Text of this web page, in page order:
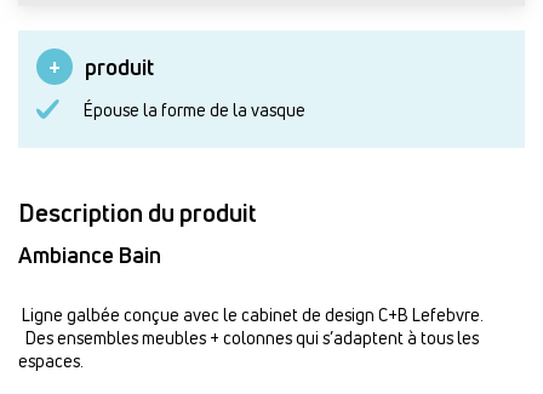
produit
Épouse la forme de la vasque
Description du produit
Ambiance Bain
Ligne galbée conçue avec le cabinet de design C+B Lefebvre.
Des ensembles meubles + colonnes qui s’adaptent à tous les
espaces.